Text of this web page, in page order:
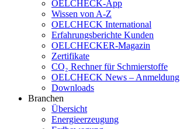
OELCHECK-App
Wissen von A-Z
OELCHECK International
Erfahrungsberichte Kunden
OELCHECKER-Magazin
Zertifikate
CO₂ Rechner für Schmierstoffe
OELCHECK News – Anmeldung
Downloads
Branchen
Übersicht
Energieerzeugung